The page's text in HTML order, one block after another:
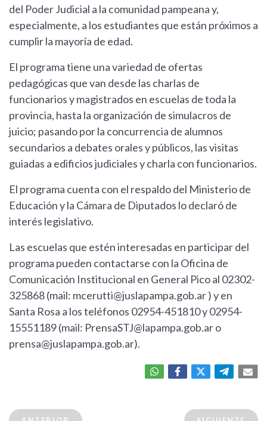
del Poder Judicial a la comunidad pampeana y,
especialmente, a los estudiantes que están próximos a
cumplir la mayoría de edad.
El programa tiene una variedad de ofertas
pedagógicas que van desde las charlas de
funcionarios y magistrados en escuelas de toda la
provincia, hasta la organización de simulacros de
juicio; pasando por la concurrencia de alumnos
secundarios a debates orales y públicos, las visitas
guiadas a edificios judiciales y charla con funcionarios.
El programa cuenta con el respaldo del Ministerio de
Educación y la Cámara de Diputados lo declaró de
interés legislativo.
Las escuelas que estén interesadas en participar del
programa pueden contactarse con la Oficina de
Comunicación Institucional en General Pico al 02302-
325868 (mail: mcerutti@juslapampa.gob.ar) y en
Santa Rosa a los teléfonos 02954-451810 y 02954-
15551189 (mail: PrensaSTJ@lapampa.gob.aro
prensa@juslapampa.gob.ar).